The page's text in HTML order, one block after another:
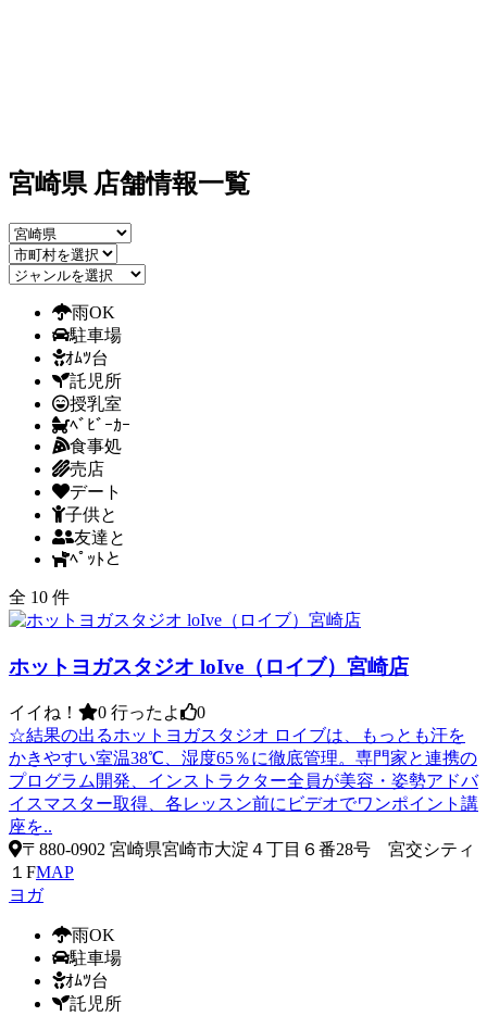
宮崎県 店舗情報一覧
雨OK
駐車場
ｵﾑﾂ台
託児所
授乳室
ﾍﾞﾋﾞｰｶｰ
食事処
売店
デート
子供と
友達と
ﾍﾟｯﾄと
全 10 件
ホットヨガスタジオ loIve（ロイブ）宮崎店
イイね！ 0 行ったよ
0
☆結果の出るホットヨガスタジオ ロイブは、もっとも汗を
かきやすい室温38℃、湿度65％に徹底管理。専門家と連携の
プログラム開発、インストラクター全員が美容・姿勢アドバ
イスマスター取得、各レッスン前にビデオでワンポイント講
座を..
〒880-0902 宮崎県宮崎市大淀４丁目６番28号 宮交シティ
１FMAP
ヨガ
雨OK
駐車場
ｵﾑﾂ台
託児所